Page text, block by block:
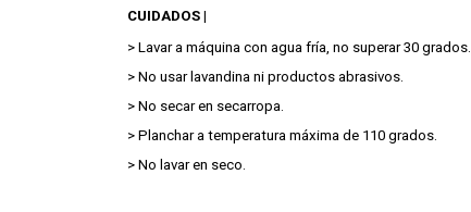
CUIDADOS |
> Lavar a máquina con agua fría, no superar 30 grados.
> No usar lavandina ni productos abrasivos.
> No secar en secarropa.
> Planchar a temperatura máxima de 110 grados.
> No lavar en seco.